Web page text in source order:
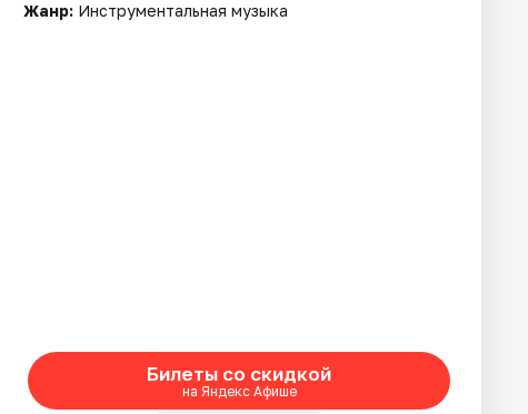
Жанр: Инструментальная музыка
Билеты со скидкой
на Яндекс Афише